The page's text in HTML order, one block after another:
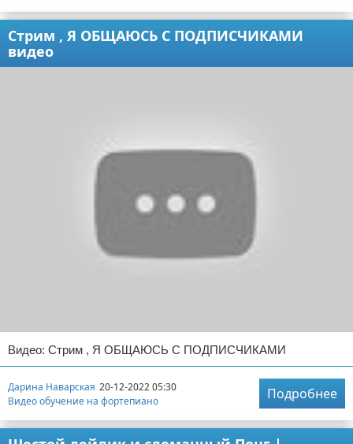
Стрим , Я ОБЩАЮСЬ С ПОДПИСЧИКАМИ
видео
Видео: Стрим , Я ОБЩАЮСЬ С ПОДПИСЧИКАМИ
Дарина Наварская 20-12-2022 05:30
Видео обучение на фортепиано
Подробнее